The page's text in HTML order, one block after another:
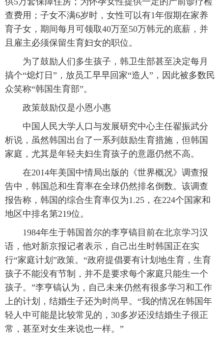
查费用；子女不满6岁时，女性可以有1年假期在家养
育子女，期间每月可领取40万至50万韩元的底薪，并
且雇主必须保留生育妇女的职位。
为了鼓励人们多生孩子，韩卫生部甚至决定每月
搞个“熄灯日”，放员工早早回家“造人”，因此被多数民
众笑称“韩国生育部”。
政策鼓励仅是小恩小惠
中国人民大学人口与发展研究中心主任翟振武分
析说，虽然韩国出台了一系列鼓励生育措施，但韩国
家庭，尤其是年轻夫妇生育孩子的意愿仍然不高。
在2014年美国中情局出版的《世界概况》调查报
告中，韩国总和生育率在全球仍然排名倒数。该调查
报告称，韩国的综合生育率仅为1.25，在224个国家和
地区中排名第219位。
1984年生于韩国首尔的李亨镐目前在北京学习汉
语，他对新京报记者表示，自己出生时韩国正在实
行“家庭计划”政策。“政府提倡要有计划地生育，生育
孩子不能没有节制，并不是要求每个家庭只能生一个
孩子。”李亨镐认为，自己未来仍然有很多学习和工作
上的计划，结婚生子还为时尚早。“我的情况在韩国年
轻人中可能是比较常见的，30多岁还没结婚生子很正
常，甚至对女生来说也一样。”